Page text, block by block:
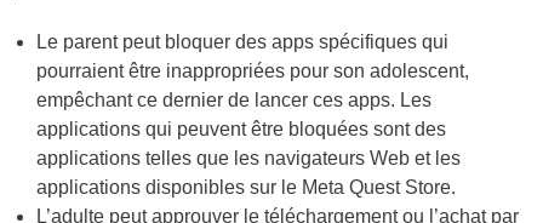
Le parent peut bloquer des apps spécifiques qui
pourraient être inappropriées pour son adolescent,
empêchant ce dernier de lancer ces apps. Les
applications qui peuvent être bloquées sont des
applications telles que les navigateurs Web et les
applications disponibles sur le Meta Quest Store.
L’adulte peut approuver le téléchargement ou l’achat par